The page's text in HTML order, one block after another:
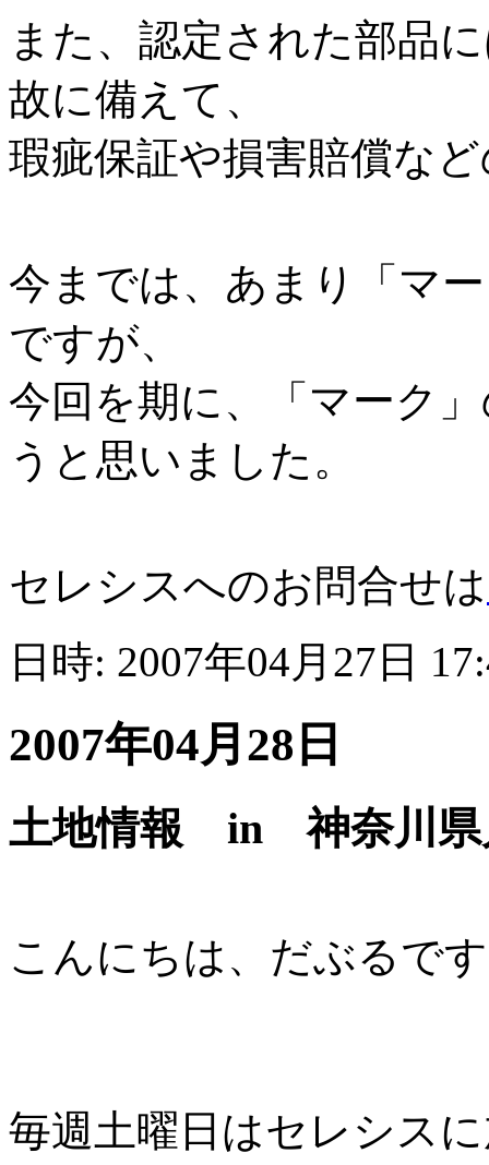
また、認定された部品
故に備えて、
瑕疵保証や損害賠償な
今までは、あまり「マ
ですが、
今回を期に、「マーク
うと思いました。
セレシスへのお問合せは
日時: 2007年04月27日
2007年04月28日
土地情報 in 神奈川県
こんにちは、だぶるで
毎週土曜日はセレシス